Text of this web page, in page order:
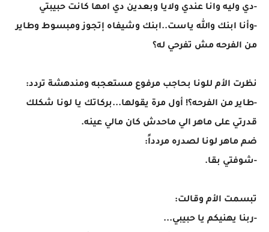
-دي وليه وانا عندي ولايا وبعدين دي امها كانت حبيبتي
-وأنا ابنك والله ياست..ابنك وشيفاه إتجوز ومبسوط وطاير
من الفرحه مش تفرحي له؟
نظرت الأم للونا بحاجب مرفوع مستعجبه ومندهشة تردد:
-طاير من الفرحه؟! أول مرة يقولها...بركاتك يا لونا شكلك
قدرتي على ماهر الي ماحدش كان مالي عينه.
ضم ماهر لونا لصدره مردداً:
-شوفتي بقا.
تبسمت الأم وقالت:
-ربنا يهنيكم يا حبيبي...